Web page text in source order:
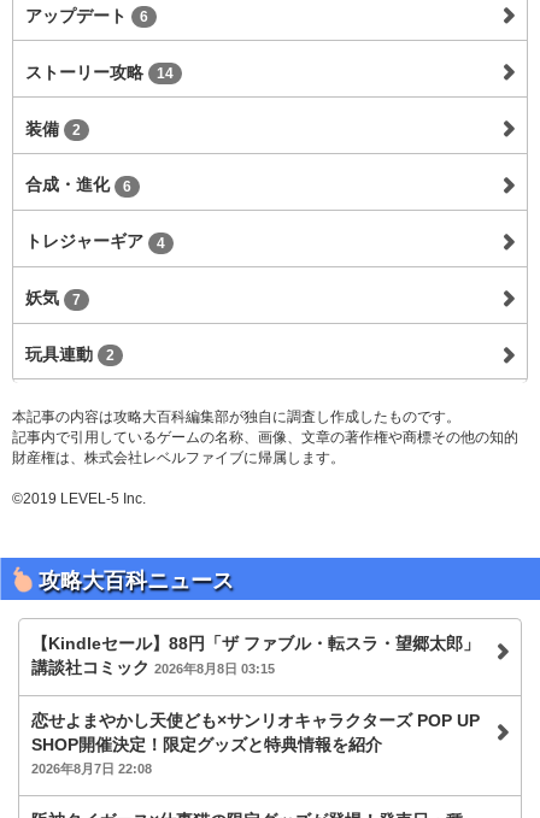
アップデート 6
ストーリー攻略 14
装備 2
合成・進化 6
トレジャーギア 4
妖気 7
玩具連動 2
本記事の内容は攻略大百科編集部が独自に調査し作成したものです。
記事内で引用しているゲームの名称、画像、文章の著作権や商標その他の知的
財産権は、株式会社レベルファイブに帰属します。
©2019 LEVEL-5 Inc.
攻略大百科ニュース
【Kindleセール】88円「ザ ファブル・転スラ・望郷太郎」
講談社コミック 2026年8月8日 03:15
恋せよまやかし天使ども×サンリオキャラクターズ POP UP
SHOP開催決定！限定グッズと特典情報を紹介
2026年8月7日 22:08